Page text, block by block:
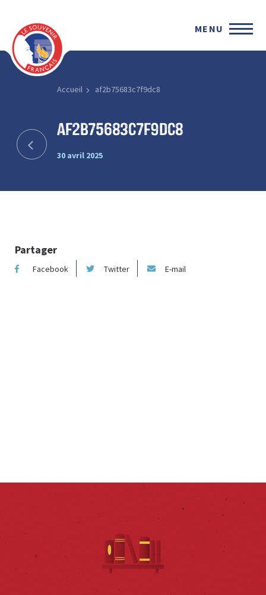
MENU
Accueil af2b75683c7f9dc8
af2b75683c7f9dc8
30 avril 2025
Partager
Facebook Twitter E-mail